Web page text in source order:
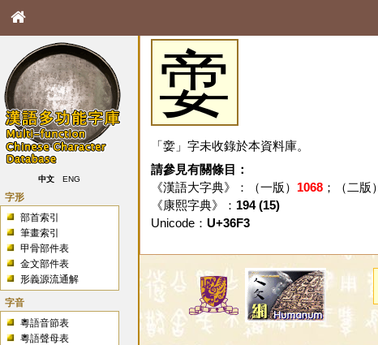
中文 ENG
字形
部首索引
筆畫索引
甲骨部件表
金文部件表
形義源流通解
字音
粵語音節表
粵語聲母表
㛳
「㛳」字未收錄於本資料庫。
請參見有關條目：
《漢語大字典》：（一版） 1068；（二版）
《康熙字典》： 194 (15)
Unicode： U+36F3